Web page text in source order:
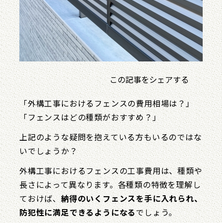
この記事をシェアする
「外構工事におけるフェンスの費用相場は？」
「フェンスはどの種類がおすすめ？」
上記のような疑問を抱えている方もいるのではな
いでしょうか？
外構工事におけるフェンスの工事費用は、種類や
長さによって異なります。各種類の特徴を理解し
ておけば、納得のいくフェンスを手に入れられ、
防犯性に満足できるようになるでしょう。